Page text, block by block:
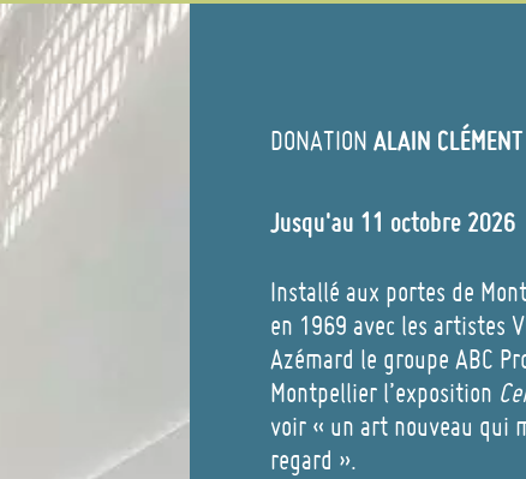
DONATIONALAIN CLÉMENT
Jusqu'au 11 octobre 2026
Installé aux portes de
en 1969 avec les artistes
Azémard le groupe ABC
Montpellier l’exposition
voir « un art nouveau qui
regard ».